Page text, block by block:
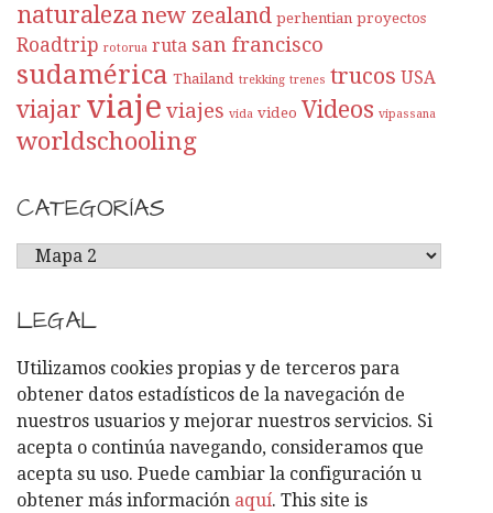
naturalezanew zealand perhentian proyectos
Roadtrip rotorua ruta san francisco
sudamérica Thailand trekking trenes trucos USA
viajar viaje viajes vida video Videos vipassana
worldschooling
CATEGORÍAS
T
E
G
O
R
Í
A
S
LEGAL
Utilizamos cookies propias y de terceros para
obtener datos estadísticos de la navegación de
nuestros usuarios y mejorar nuestros servicios. Si
acepta o continúa navegando, consideramos que
acepta su uso. Puede cambiar la configuración u
obtener más información aquí. This site is